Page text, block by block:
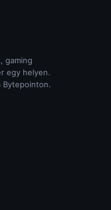
gaming
egy helyen.
Bytepointon.